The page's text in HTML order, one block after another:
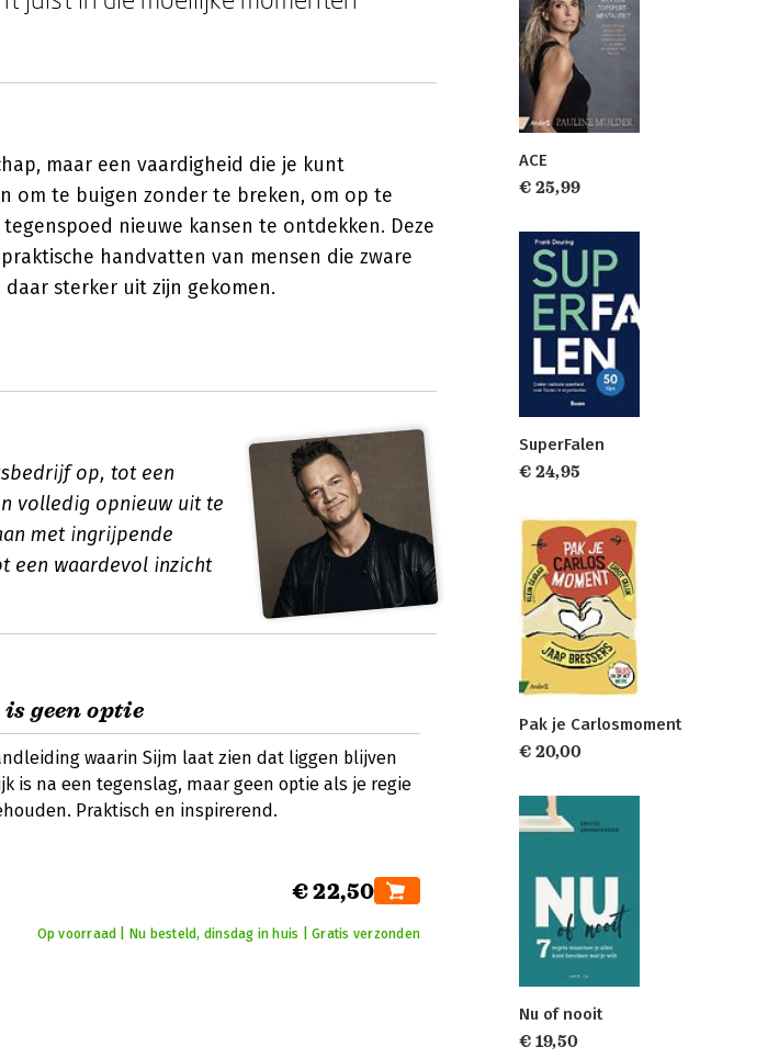
maar een vaardigheid die je kunt
om te buigen zonder te breken, om op te
nieuwe kansen te ontdekken. Deze
handvatten van mensen die zware
sterker uit zijn gekomen.
op, tot een
volledig opnieuw uit te
met ingrijpende
een waardevol inzicht
geen optie
waarin Sijm laat zien dat liggen blijven
is na een tegenslag, maar geen optie als je regie
Praktisch en inspirerend.
€ 22,50
Op voorraad | Nu besteld, dinsdag in huis | Gratis verzonden
ACE
€ 25,99
SuperFalen
€ 24,95
Pak je Carlosmoment
€ 20,00
Nu of nooit
€ 19,50